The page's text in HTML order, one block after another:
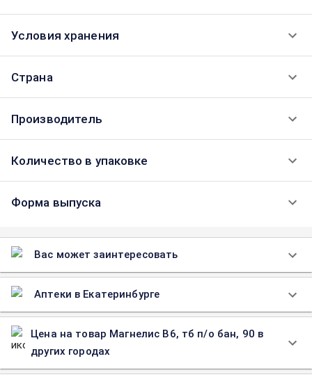
Условия хранения
Страна
Производитель
Количество в упаковке
Форма выпуска
Вас может заинтересовать
Аптеки в Екатеринбурге
Цена на товар Магнелис В6, тб п/о бан, 90 в
других городах